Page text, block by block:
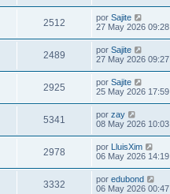
2512 por Sajite
27 May 2026 09:28
2489 por Sajite
27 May 2026 09:27
2925 por Sajite
25 May 2026 17:59
5341 por zay
08 May 2026 10:03
2978 por LluisXim
06 May 2026 14:19
3332 por edubond
06 May 2026 00:47